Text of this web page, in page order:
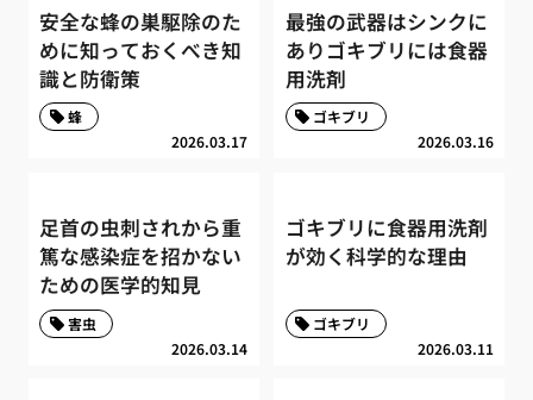
安全な蜂の巣駆除のた
めに知っておくべき知
識と防衛策
2026.03.17
蜂
最強の武器はシンクに
ありゴキブリには食器
用洗剤
2026.03.16
ゴキブリ
足首の虫刺されから重
篤な感染症を招かない
ための医学的知見
2026.03.14
害虫
ゴキブリに食器用洗剤
が効く科学的な理由
2026.03.11
ゴキブリ